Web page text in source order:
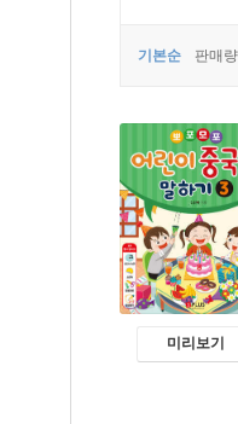
기본순 판매
미리보기